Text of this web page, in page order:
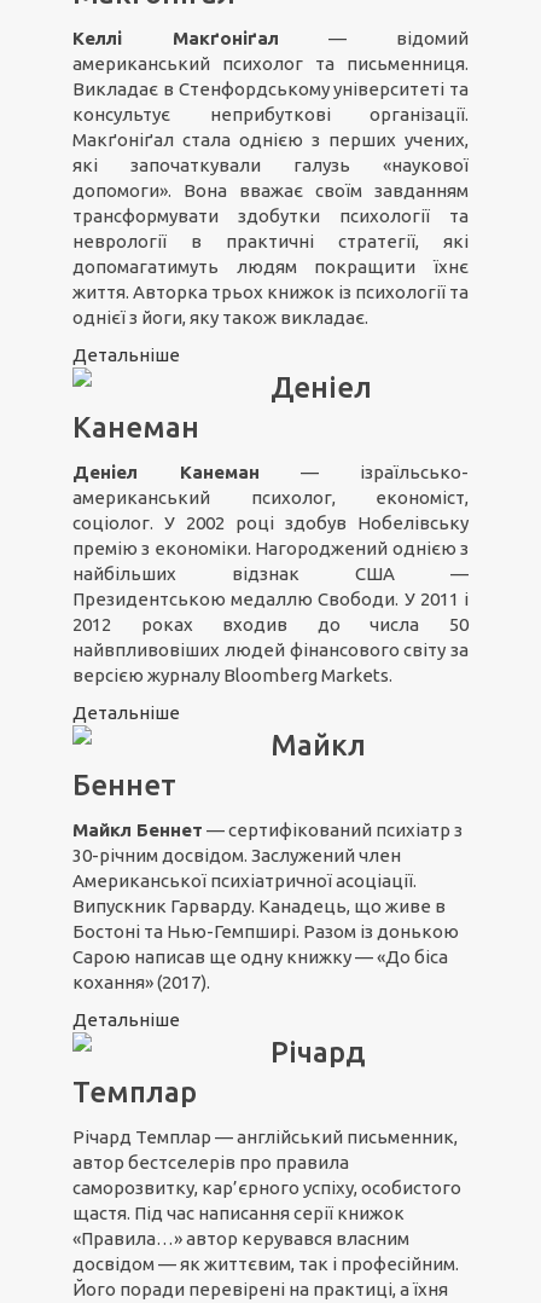
Келлі Макґоніґал — відомий
американський психолог та письменниця.
Викладає в Стенфордському університеті та
консультує неприбуткові організації.
Макґоніґал стала однією з перших учених,
які започаткували галузь «наукової
допомоги». Вона вважає своїм завданням
трансформувати здобутки психології та
неврології в практичні стратегії, які
допомагатимуть людям покращити їхнє
життя. Авторка трьох книжок із психології та
однієї з йоги, яку також викладає.
Детальніше
Деніел
Канеман
Деніел Канеман— ізраїльсько-
американський психолог, економіст,
соціолог. У 2002 році здобув Нобелівську
премію з економіки. Нагороджений однією з
найбільших відзнак США —
Президентською медаллю Свободи. У 2011 і
2012 роках входив до числа 50
найвпливовіших людей фінансового світу за
версією журналу Bloomberg Markets.
Детальніше
Майкл
Беннет
Майкл Беннет — сертифікований психіатр з
30-річним досвідом. Заслужений член
Американської психіатричної асоціації.
Випускник Гарварду. Канадець, що живе в
Бостоні та Нью-Гемпширі. Разом із донькою
Сарою написав ще одну книжку — «До біса
кохання» (2017).
Детальніше
Річард
Темплар
Річард Темплар — англійський письменник,
автор бестселерів про правила
саморозвитку, кар’єрного успіху, особистого
щастя. Під час написання серії книжок
«Правила…» автор керувався власним
досвідом — як життєвим, так і професійним.
Його поради перевірені на практиці, а їхня